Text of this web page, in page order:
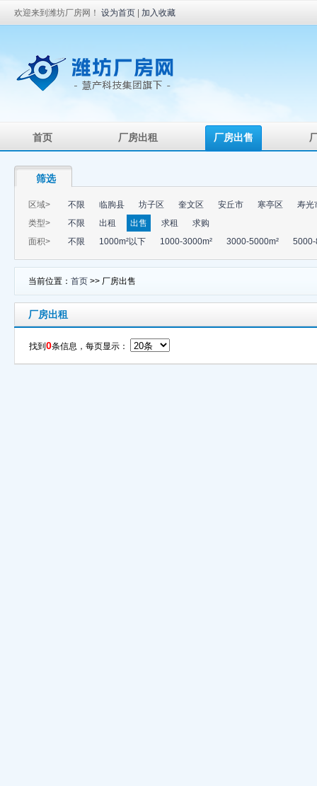
欢迎来到潍坊厂房网！ 设为首页 加入收藏
首页 厂房出租 厂房出售
筛选
区域> 不限 临朐县 坊子区 奎文区 安丘市 寒亭区
寿光
类型>
不限 出租 出售 求租
求购
面积>
不限 1000m²以下 1000-3000m² 3000-5000m² 5000-
当前位置： 首页 >> 厂房出售
厂房出租
找到 0条信息，每页显示：